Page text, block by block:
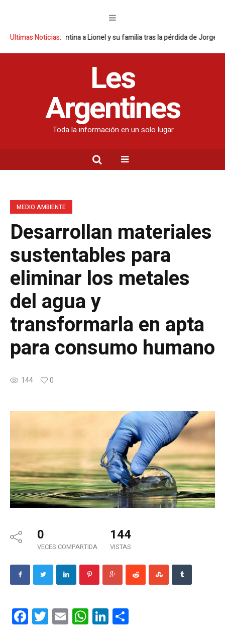
Ultimas Noticias:
argentina a Lionel y su familia tras la pérdida de Jorge Messi
Les
Argentines
Toda la información en un solo lugar
MEDIO AMBIENTE
Desarrollan materiales
sustentables para
eliminar los metales
del agua y
transformarla en apta
para consumo humano
144 0
0
VECES COMPARTIDA
144
VISTAS
FacebookTwitterEmail WhatsAppLinkedIn